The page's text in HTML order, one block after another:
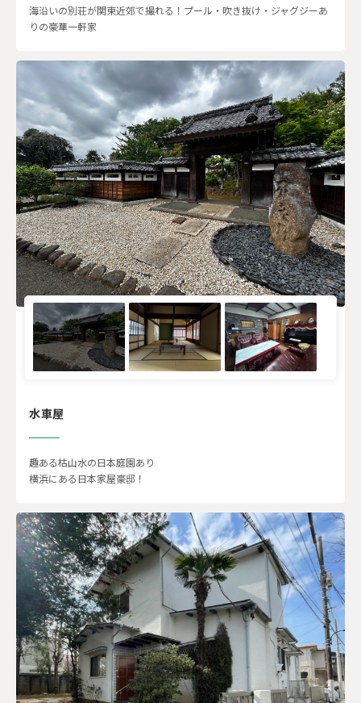
海沿いの別荘が関東近郊で撮れる！プール・吹き抜け・ジャグジーあ
りの豪華一軒家
水車屋
趣ある枯山水の日本庭園あり
横浜にある日本家屋豪邸！